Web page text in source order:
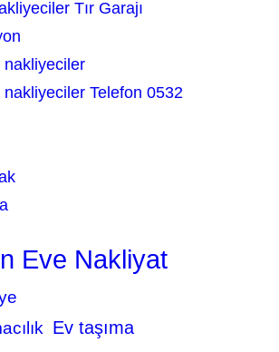
Tır Garajı
nakliyeciler
nakliyeciler Telefon 0532
Eve Nakliyat
Ev taşıma